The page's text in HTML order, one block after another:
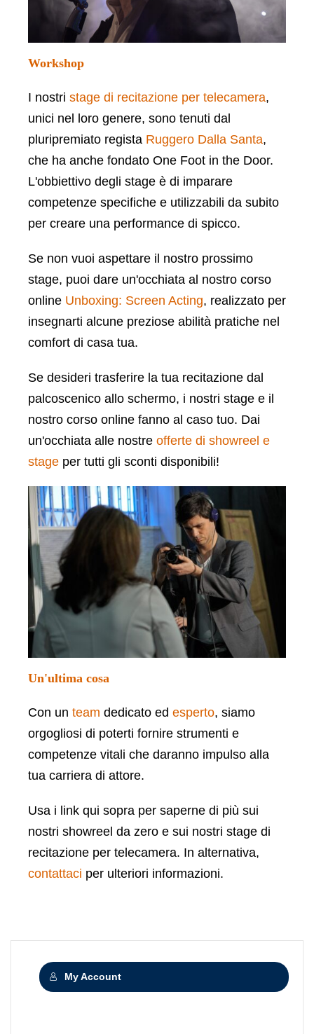
Workshop
I nostri stage di recitazione per telecamera,
unici nel loro genere, sono tenuti dal
pluripremiato regista Ruggero Dalla Santa,
che ha anche fondato One Foot in the Door.
L'obbiettivo degli stage è di imparare
competenze specifiche e utilizzabili da subito
per creare una performance di spicco.
Se non vuoi aspettare il nostro prossimo
stage, puoi dare un'occhiata al nostro corso
online Unboxing: Screen Acting, realizzato per
insegnarti alcune preziose abilità pratiche nel
comfort di casa tua.
Se desideri trasferire la tua recitazione dal
palcoscenico allo schermo, i nostri stage e il
nostro corso online fanno al caso tuo. Dai
un'occhiata alle nostre offerte di showreel e
stage per tutti gli sconti disponibili!
Un'ultima cosa
Con un team dedicato ed esperto, siamo
orgogliosi di poterti fornire strumenti e
competenze vitali che daranno impulso alla
tua carriera di attore.
Usa i link qui sopra per saperne di più sui
nostri showreel da zero e sui nostri stage di
recitazione per telecamera. In alternativa,
contattaci per ulteriori informazioni.
My Account